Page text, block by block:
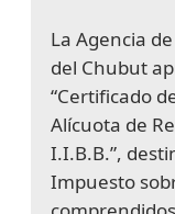
La Agencia
del Chubut
“Certificado
Alícuota de
I.I.B.B.”,
Impuesto